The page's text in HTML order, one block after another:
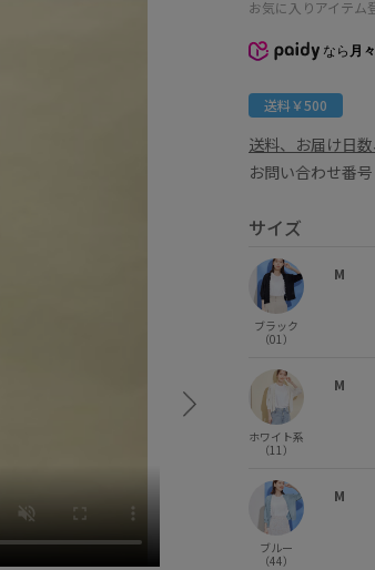
お気に入りアイテム
なら 月
送料￥500
送料、お届け日
お問い合わせ番
サイズ
ブラック
（01）
M
ホワイト系
（11）
M
ブルー
（44）
M